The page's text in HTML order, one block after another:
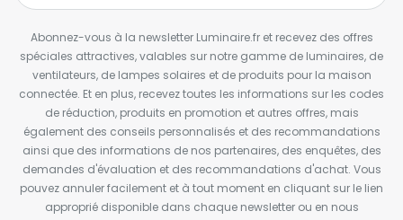
Abonnez-vous à la newsletter Luminaire.fr et recevez des offres
spéciales attractives, valables sur notre gamme de luminaires, de
ventilateurs, de lampes solaires et de produits pour la maison
connectée. Et en plus, recevez toutes les informations sur les codes
de réduction, produits en promotion et autres offres, mais
également des conseils personnalisés et des recommandations
ainsi que des informations de nos partenaires, des enquêtes, des
demandes d'évaluation et des recommandations d'achat. Vous
pouvez annuler facilement et à tout moment en cliquant sur le lien
approprié disponible dans chaque newsletter ou en nous